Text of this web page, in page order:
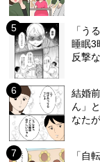
「う
睡眠3
反撃
結婚
ん」
なた
「自